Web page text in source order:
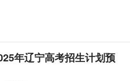
年辽宁高考招生计划预